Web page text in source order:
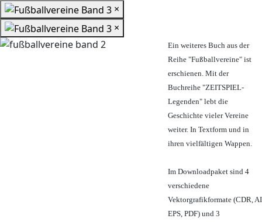
×
×
Ein weiteres Buch aus der
Reihe "Fußballvereine" ist
erschienen. Mit der
Buchreihe "ZEITSPIEL-
Legenden" lebt die
Geschichte vieler Vereine
weiter. In Textform und in
ihren vielfältigen Wappen.
Im Downloadpaket sind 4
verschiedene
Vektorgrafikformate (CDR, AI
EPS, PDF) und 3